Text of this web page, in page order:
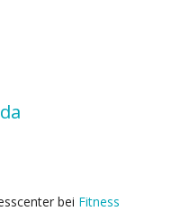
bei Fitness